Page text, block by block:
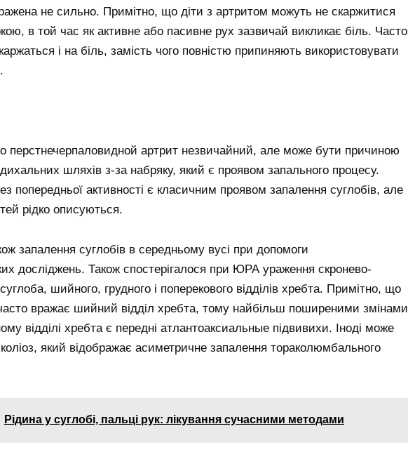
не сильно. Примітно, що діти з артритом можуть не скаржитися
в той час як активне або пасивне рух зазвичай викликає біль. Часто
і на біль, замість чого повністю припиняють використовувати
перстнечерпаловидной артрит незвичайний, але може бути причиною
дихальних шляхів з-за набряку, який є проявом запального процесу.
попередньої активності є класичним проявом запалення суглобів, але
рідко описуються.
запалення суглобів в середньому вусі при допомоги
досліджень. Також спостерігалося при ЮРА ураження скронево-
шийного, грудного і поперекового відділів хребта. Примітно, що
вражає шийний відділ хребта, тому найбільш поширеними змінами
відділі хребта є передні атлантоаксиальные підвивихи. Іноді може
який відображає асиметричне запалення тораколюмбального
Рідина у суглобі, пальці рук: лікування сучасними методами